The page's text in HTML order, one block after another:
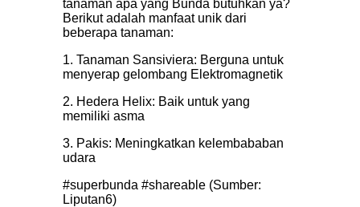
tanaman apa yang Bunda butuhkan ya?
Berikut adalah manfaat unik dari
beberapa tanaman:
1. Tanaman Sansiviera: Berguna untuk
menyerap gelombang Elektromagnetik
2. Hedera Helix: Baik untuk yang
memiliki asma
3. Pakis: Meningkatkan kelembababan
udara
#superbunda #shareable (Sumber:
Liputan6)